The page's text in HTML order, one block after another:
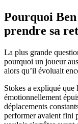
Pourquoi
prendre sa
La plus grande
pourquoi un joueur
alors qu’il évoluait
Stokes a expliqué
émotionnellement
déplacements
performer avaient fini